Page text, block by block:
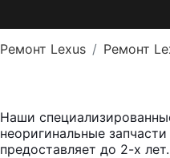
Ремонт Lexus Ремонт
Наши
неоригинальные
предоставляет до 2-х